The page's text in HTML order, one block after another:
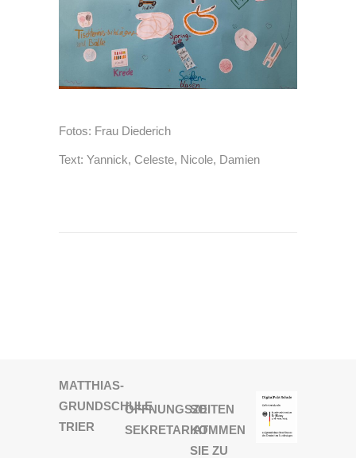
Fotos: Frau Diederich
Text: Yannick, Celeste, Nicole, Damien
MATTHIAS-
GRUNDSCHULE
TRIER
ÖFFNUNGSZEITEN
SEKRETARIAT
SO
KOMMEN
SIE ZU